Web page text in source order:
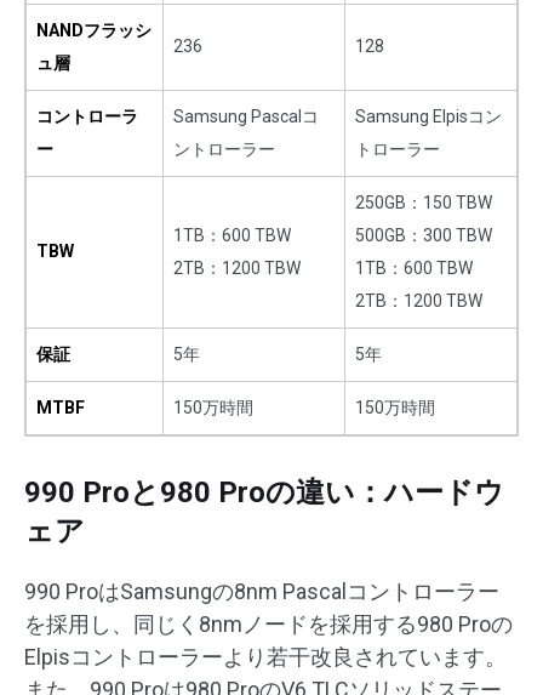
NANDフラッシ
ュ層
236 128
コントローラ
ー
Samsung Pascalコ
ントローラー
Samsung Elpisコン
トローラー
TBW
1TB：600 TBW
2TB：1200 TBW
250GB：150 TBW
500GB：300 TBW
1TB：600 TBW
2TB：1200 TBW
保証 5年 5年
MTBF 150万時間 150万時間
990 Proと980 Proの違い：ハードウ
ェア
990 ProはSamsungの8nm Pascalコントローラー
を採用し、同じく8nmノードを採用する980 Proの
Elpisコントローラーより若干改良されています。
また、990 Proは980 ProのV6 TLCソリッドステー